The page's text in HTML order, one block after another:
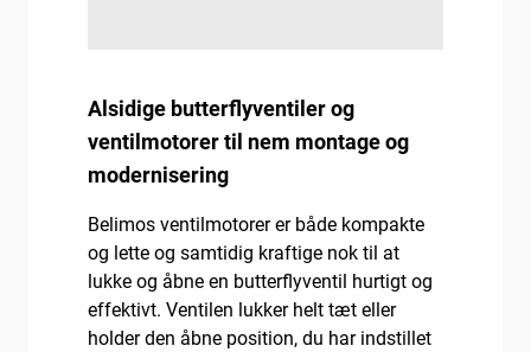
Alsidige butterflyventiler og
ventilmotorer til nem montage og
modernisering
Belimos ventilmotorer er både kompakte
og lette og samtidig kraftige nok til at
lukke og åbne en butterflyventil hurtigt og
effektivt. Ventilen lukker helt tæt eller
holder den åbne position, du har indstillet